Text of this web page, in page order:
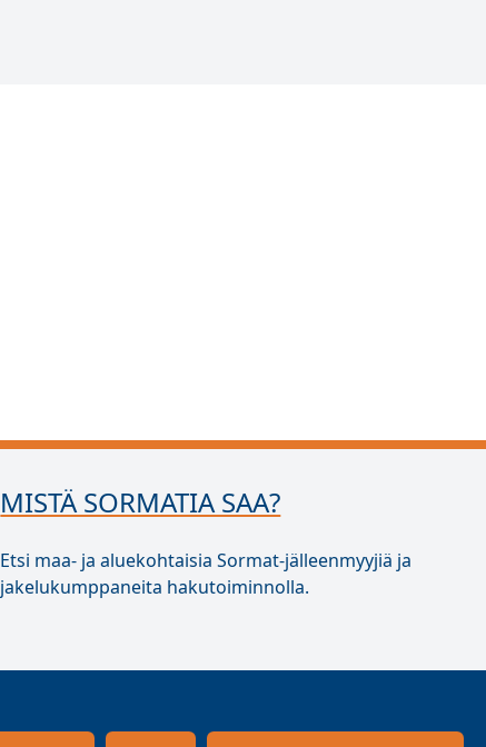
MISTÄ SORMATIA SAA?
Etsi maa- ja aluekohtaisia Sormat-jälleenmyyjiä ja
jakelukumppaneita hakutoiminnolla.
Jakelijahaku